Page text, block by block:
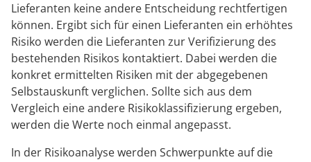
Lieferanten keine andere Entscheidung rechtfertigen
können. Ergibt sich für einen Lieferanten ein erhöhtes
Risiko werden die Lieferanten zur Verifizierung des
bestehenden Risikos kontaktiert. Dabei werden die
konkret ermittelten Risiken mit der abgegebenen
Selbstauskunft verglichen. Sollte sich aus dem
Vergleich eine andere Risikoklassifizierung ergeben,
werden die Werte noch einmal angepasst.
In der Risikoanalyse werden Schwerpunkte auf die